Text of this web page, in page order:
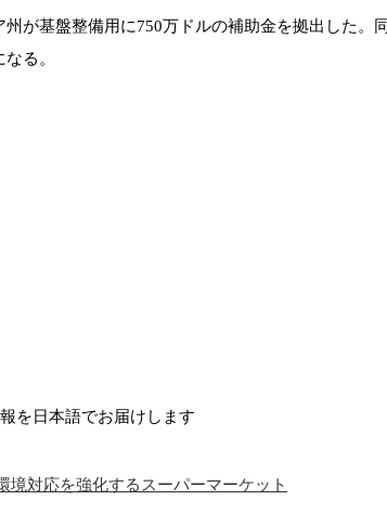
が基盤整備用に750万ドルの補助金を拠出した
る。
を日本語でお届けします
境対応を強化するスーパーマーケット